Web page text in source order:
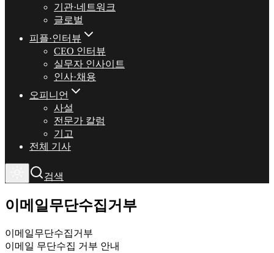
기관·네트워크
글로벌
피플·인터뷰
CEO 인터뷰
실무자 인사이트
인사·채용
오피니언
사설
전문가 칼럼
기고
전체 기사
검색
이메일무단수집거부
이메일무단수집거부
이메일 무단수집 거부 안내